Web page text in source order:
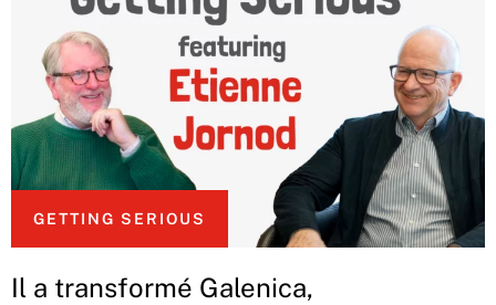
GETTING SERIOUS
Il a transformé Galenica,